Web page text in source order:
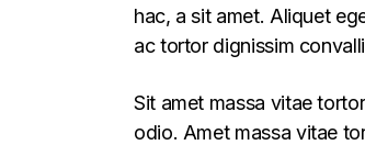
hac, a sit amet. Aliquet
ac tortor dignissim
Sit amet massa vitae
odio. Amet massa vitae